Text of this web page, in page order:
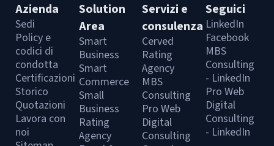
Azienda
Sedi
Policy e
codici di
condotta
Certificazioni
Storico
Quotazioni
Lavora con
noi
Solution
Area
Smart
Business
Smart
Commerce
Small
Business
Rating
Agency
Servizi e
consulenza
Cerved
Rating
Agency
MBS
Consulting
Pro Web
Digital
Consulting
Seguici
LinkedIn
Facebook
MBS
Consulting
- LinkedIn
Pro Web
Digital
Consulting
- LinkedIn